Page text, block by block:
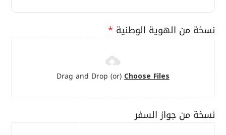
نسخة من الهوية الوطنية *
Drag and Drop (or)Choose Files
نسخة من جواز السفر